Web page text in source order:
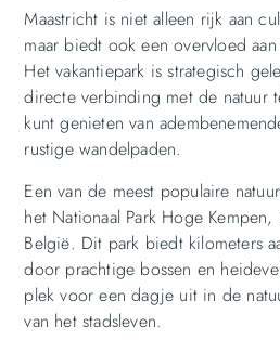
Maastricht is niet alleen rijk aan
maar biedt ook een overvloed
Het vakantiepark is strategisch
directe verbinding met de natuur
kunt genieten van
rustige wandelpaden.
Een van de meest populaire
het Nationaal Park Hoge
België. Dit park biedt kilometers
door prachtige bossen en
plek voor een dagje uit in de
van het stadsleven.